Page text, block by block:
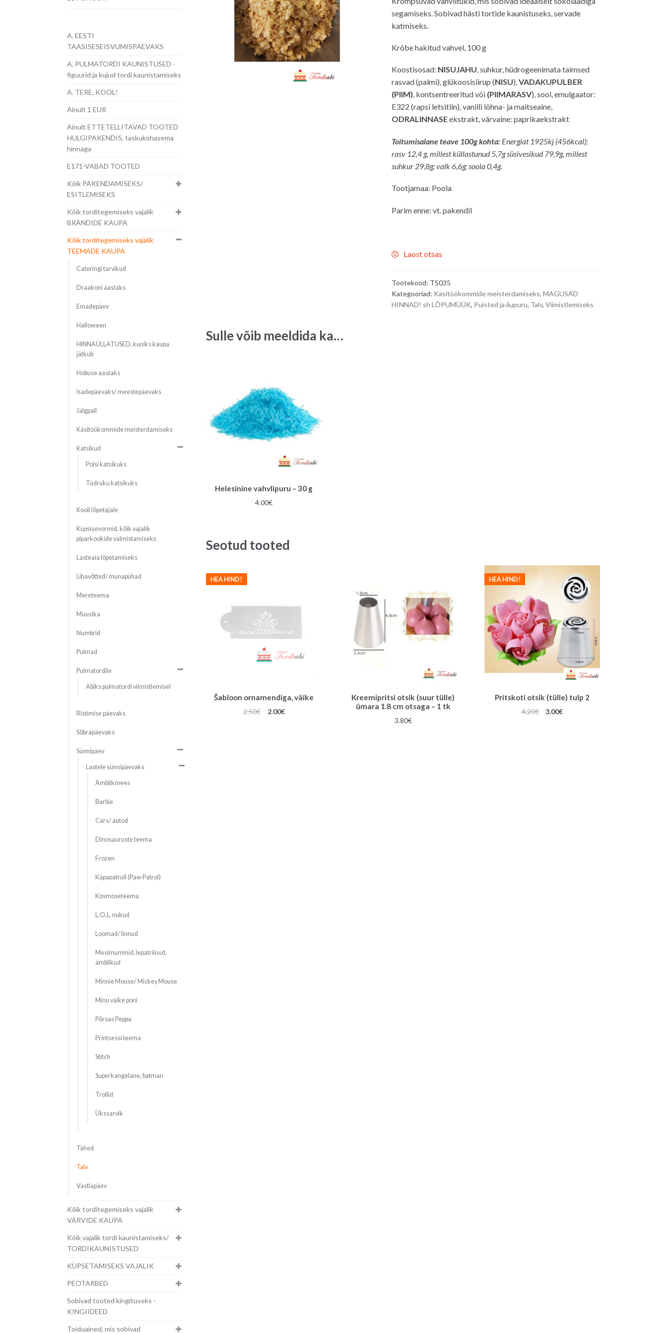
oli:
3.50€.
on:
3.30€.
segamiseks. Sobivad hästi tortide kaunistuseks, servade
katmiseks.
Krõbe hakitud vahvel, 100 g
Koostisosad: NISUJAHU, suhkur, hüdrogeenimata taimsed
rasvad (palmi), glükoosisiirup (NISU),VADAKUPULBER
(PIIM), kontsentreeritud või (PIIMARASV), sool, emulgaator:
E322 (rapsi letsitiin), vanilli lõhna- ja maitseaine,
ODRALINNASEekstrakt, värvaine: paprikaekstrakt
Toitumisalane teave 100g kohta: Energiat 1925kj (456kcal);
rasv 12,4 g, millest küllastunud 5,7gsüsivesikud79,9g, millest
suhkur 29,8g;valk6,6g;soola 0,4g.
Tootjamaa: Poola
Parim enne: vt. pakendil
Laost otsas
Tootekood: TS035
Kategooriad: Käsitöökommide meisterdamiseks, MAGUSAD
HINNAD! sh LÕPUMÜÜK, Puisted ja ilupuru, Talv, Viimistlemiseks
Sulle võib meeldida ka…
Helesinine vahvlipuru – 30 g
4.00€
Seotud tooted
Šabloon ornamendiga, väike
HEA HIND!
2.50€
Algne
2.00€Praegune
Kreemipritsi otsik (suur tülle)
ümara 1.8 cm otsaga – 1 tk
3.80€
Pritskoti otsik (tülle) tulp 2
HEA HIND!
4.20€
Algne
3.00€Praegune
A. EESTI
TAASISESEISVUMISPÄEVAKS
A. PULMATORDI KAUNISTUSED -
figuurid ja kujud tordi kaunistamiseks
A. TERE, KOOL!
Ainult 1 EUR
Ainult ETTETELLITAVAD TOOTED
HULGIPAKENDIS, taskukohasema
hinnaga
E171-VABAD TOOTED
Kõik PAKENDAMISEKS/
ESITLEMISEKS
Kõik torditegemiseks vajalik
BRÄNDIDE KAUPA
Kõik torditegemiseks vajalik
TEEMADE KAUPA
Cateringi tarvikud
Draakoni aastaks
Emadepäev
Halloween
HINNAÜLLATUSED, kuniks kaupa
jätkub
Hobuse aastaks
Isadepäevaks/ meestepäevaks
Jalgpall
Käsitöökommide meisterdamiseks
Katsikud
Poisi katsikuks
Tüdruku katsikuks
Kooli lõpetajale
Küpsisevormid, kõik vajalik
piparkookide valmistamiseks
Lasteaia lõpetamiseks
Lihavõtted/ munapühad
Mereteema
Muusika
Numbrid
Pulmad
Pulmatordile
Abiks pulmatordi viimistlemisel
Ristimise päevaks
Sõbrapäevaks
Sünnipäev
Lastele sünnipäevaks
Ämblikmees
Barbie
Cars/ autod
Dinosauruste teema
Frozen
Käpapatrull (Paw Patrol)
Kosmoseteema
L.O.L. nukud
Loomad/ linnud
Mesimummid, lepatriinud,
ämblikud
Minnie Mouse/ Mickey Mouse
Minu väike poni
Põrsas Peppa
Printsessi teema
Stitch
Superkangelane, batman
Trollid
Ükssarvik
Tähed
Talv
Vastlapäev
Kõik torditegemiseks vajalik
VÄRVIDE KAUPA
Kõik vajalik tordi kaunistamiseks/
TORDIKAUNISTUSED
KÜPSETAMISEKS VAJALIK
PEOTARBED
Sobivad tooted kingituseks -
KINGIIDEED
Toiduained, mis sobivad